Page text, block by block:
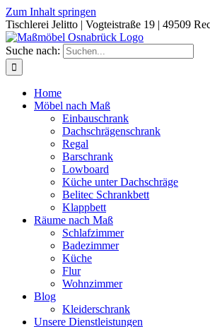
Zum Inhalt springen
Tischlerei Jelitto | Vogteistraße 19 | 49509
Suche nach:
Home
Möbel nach Maß
Einbauschrank
Dachschrägenschrank
Regal
Barschrank
Lowboard
Küche unter Dachschräge
Belitec Schrankbett
Klappbett
Räume nach Maß
Schlafzimmer
Badezimmer
Küche
Flur
Wohnzimmer
Blog
Kleiderschrank
Unsere Dienstleistungen